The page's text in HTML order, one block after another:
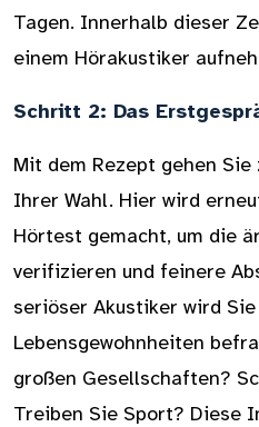
Tagen. Innerhalb dieser
einem Hörakustiker
Schritt 2: Das
Mit dem Rezept gehen
Ihrer Wahl. Hier wird
Hörtest gemacht, um die
verifizieren und feinere
seriöser Akustiker wird
Lebensgewohnheiten
großen Gesellschaften?
Treiben Sie Sport? Diese